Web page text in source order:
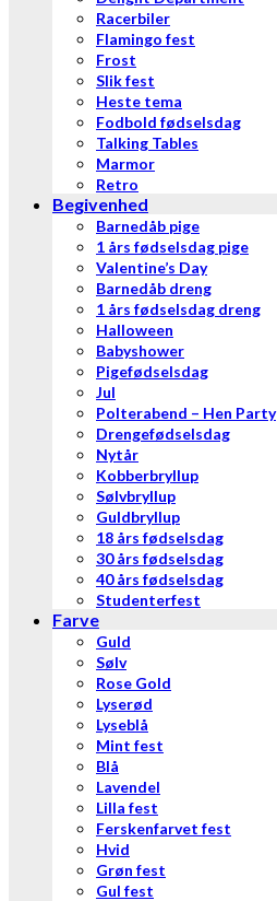
Racerbiler
Flamingo fest
Frost
Slik fest
Heste tema
Fodbold fødselsdag
Talking Tables
Marmor
Retro
Begivenhed
Barnedåb pige
1 års fødselsdag pige
Valentine’s Day
Barnedåb dreng
1 års fødselsdag dreng
Halloween
Babyshower
Pigefødselsdag
Jul
Polterabend – Hen Party
Drengefødselsdag
Nytår
Kobberbryllup
Sølvbryllup
Guldbryllup
18 års fødselsdag
30 års fødselsdag
40 års fødselsdag
Studenterfest
Farve
Guld
Sølv
Rose Gold
Lyserød
Lyseblå
Mint fest
Blå
Lavendel
Lilla fest
Ferskenfarvet fest
Hvid
Grøn fest
Gul fest